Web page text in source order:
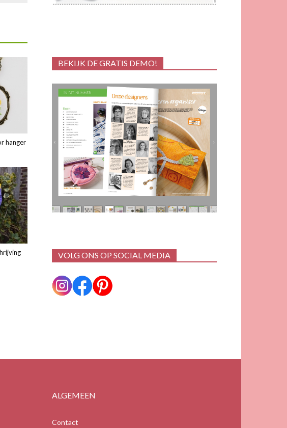
hanger
BEKIJK DE GRATIS DEMO!
VOLG ONS OP SOCIAL MEDIA
ALGEMEEN
Contact